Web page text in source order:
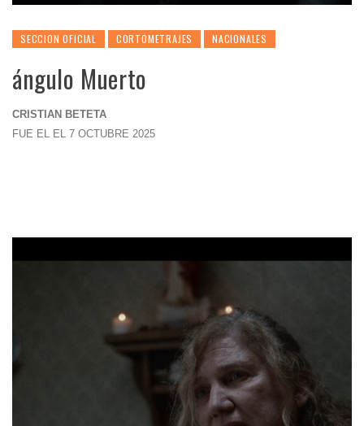
SECCION OFICIAL CORTOMETRAJES NACIONALES
ángulo Muerto
CRISTIAN BETETA
FUE EL EL 7 OCTUBRE 2025